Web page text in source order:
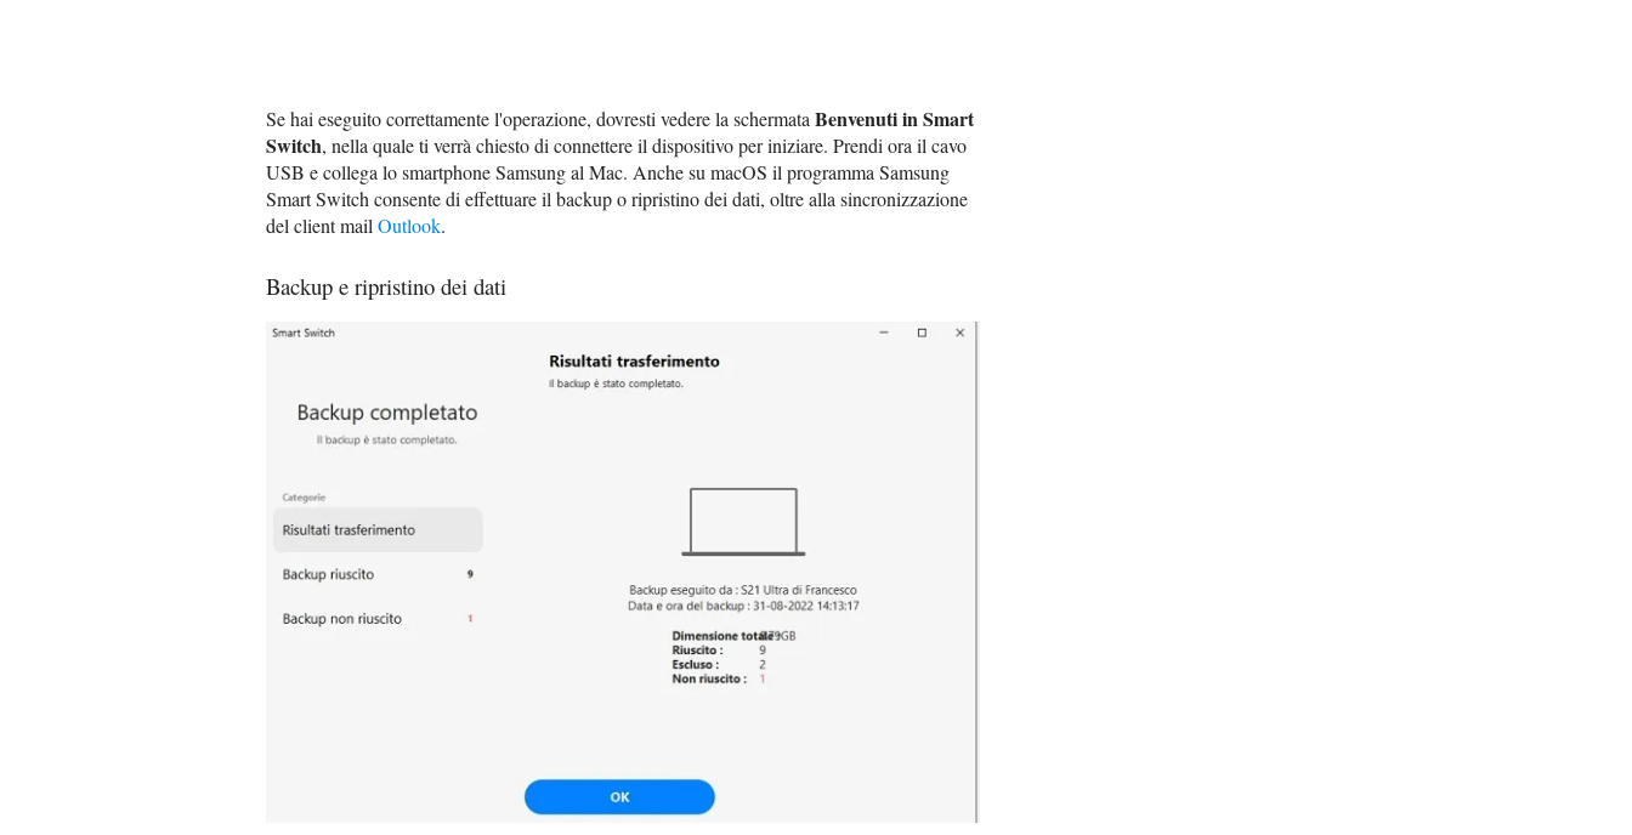
Se hai eseguito correttamente l'operazione, dovresti vedere la schermataBenvenuti in Smart
Switch, nella quale ti verrà chiesto di connettere il dispositivo per iniziare. Prendi ora il cavo
USB e collega lo smartphone Samsung al Mac. Anche su macOS il programma Samsung
Smart Switch consente di effettuare il backup o ripristino dei dati, oltre alla sincronizzazione
del client mailOutlook.
Backup e ripristino dei dati